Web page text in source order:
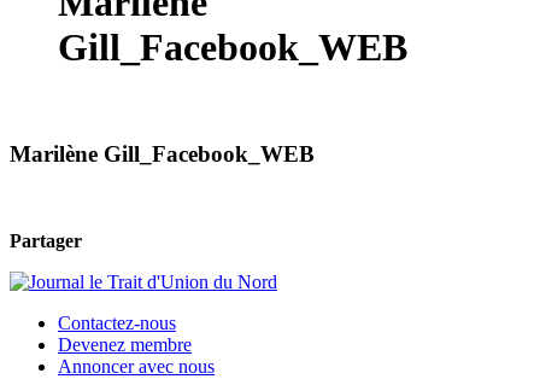
Gill_Facebook_WEB
Marilène Gill_Facebook_WEB
Partager
Contactez-nous
Devenez membre
Annoncer avec nous